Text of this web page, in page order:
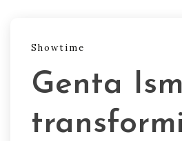
Showtime
Genta